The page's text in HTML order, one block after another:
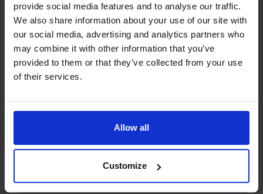
provide social media features and to analyse our traffic.
We also share information about your use of our site with
our social media, advertising and analytics partners who
may combine it with other information that you’ve
provided to them or that they’ve collected from your use
of their services.
Allow all
Customize
Glamping-tält
Tälten är designade för två personer och erbjuder gott
Visa